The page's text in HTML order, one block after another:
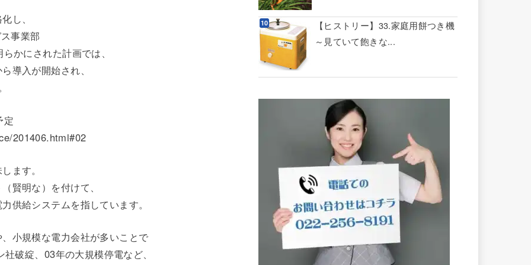
し、
事業部
かにされた計画では、
導入が開始され、
定
201406.html#02
ます。
賢明な）を付けて、
供給システムを指しています。
小規模な電力会社が多いことで
破綻、03年の大規模停電など、
【ヒストリー】33.家庭用餅つき機
～見ていて飽きな...